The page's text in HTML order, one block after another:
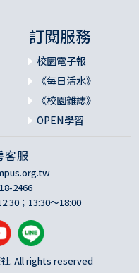
訂閱服務
校園電子報
《每日活水》
《校園雜誌》
OPEN學習
客服
2466
；13:30～18:00
. All rights reserved